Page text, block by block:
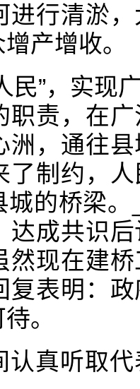
进行清淤
产增收。
民”，实现
职责，在
洲，通往
了制约，
城的桥梁
达成共识
然现在建
复表明：
。
认真听取